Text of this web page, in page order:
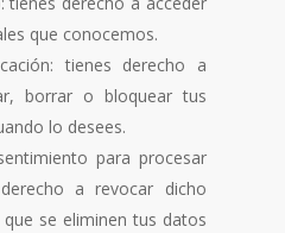
que conocemos.
tienes derecho a
borrar o bloquear tus
lo desees.
para procesar
a revocar dicho
se eliminen tus datos